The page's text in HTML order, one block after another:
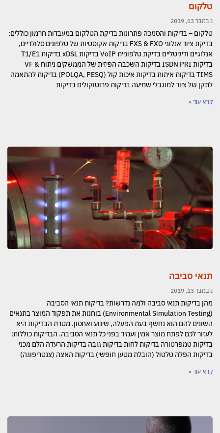
טלקום
נובמבר 13, 2019
טלקום – בדיקות והסמכה פתרונות בדיקת הטלקום במעבדות חרמון כוללים:
בדיקת ציוד אנלוגי FXS & FXO בדיקות אקוסטיות של טלפונים סלולריים,
אנלוגיים ודיגיטליים בדיקת טלפוניית VoIP בדיקות xDSL בדיקות T1/E1
בדיקות ISDN PRI בדיקות השכבה הפיזית של הממשקים ניתוח VF &
TIMS בדיקות איתות בדיקות איכות קול (POLQA, PESQ) בדיקות להתאמה
לתקן של ציוד למוגבלי שמיעה בדיקות פרוטוקולים בדיקות
קרא עוד »
תנאי סביבה
נובמבר 13, 2019
מהן בדיקות תנאי סביבה ולמה נדרשות? בדיקות תנאי הסביבה
(Environmental Simulation Testing) בוחנות את תפקוד המוצר בתנאים
השונים להם הוא נחשף בעת הפעלה, שינוע ואחסון. מטרת הבדיקות היא
לעזור לכם לפתח מוצר אמין ועמיד בפני כל תנאי הסביבה. הבדיקות כוללות:
בדיקות טמפרטורה בדיקות לחות בדיקות גובה בדיקות הרעדה הלם מכני
בדיקות הפלה טלטול (הובלת מטען חופשי) בדיקות האצה (צנטריפוגה)
קרא עוד »